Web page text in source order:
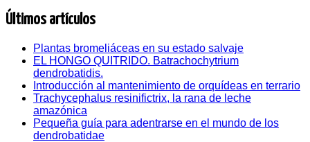
Últimos artículos
Plantas bromeliáceas en su estado salvaje
EL HONGO QUITRIDO. Batrachochytrium
dendrobatidis.
Introducción al mantenimiento de orquídeas en terrario
Trachycephalus resinifictrix, la rana de leche
amazónica
Pequeña guía para adentrarse en el mundo de los
dendrobatidae